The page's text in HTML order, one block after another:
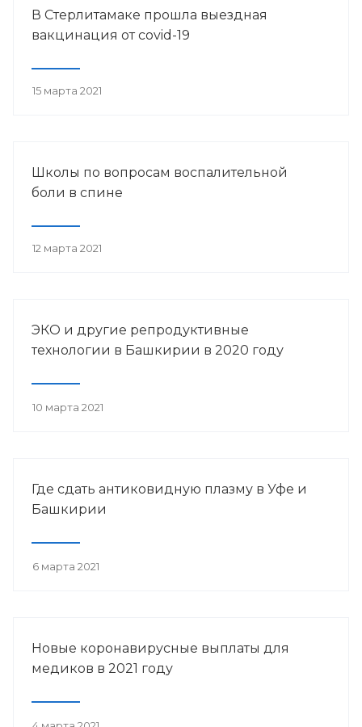
В Стерлитамаке прошла выездная
вакцинация от covid-19
15 марта 2021
Школы по вопросам воспалительной
боли в спине
12 марта 2021
ЭКО и другие репродуктивные
технологии в Башкирии в 2020 году
10 марта 2021
Где сдать антиковидную плазму в Уфе и
Башкирии
6 марта 2021
Новые коронавирусные выплаты для
медиков в 2021 году